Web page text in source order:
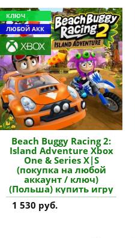
КЛЮЧ
ЛЮБОЙ АКК
Beach Buggy Racing 2:
Island Adventure Xbox
One & Series X|S
(покупка на любой
аккаунт / ключ)
(Польша) купить игру
1 530 руб.